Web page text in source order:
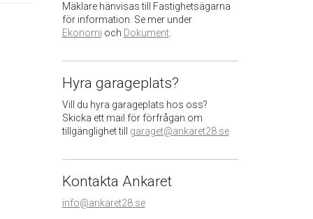
Mäklare hänvisas till Fastighetsägarna
för information. Se mer under
Ekonomi och Dokument.
Hyra garageplats?
Vill du hyra garageplats hos oss?
Skicka ett mail för förfrågan om
tillgänglighet till garaget@ankaret28.se
Kontakta Ankaret
info@ankaret28.se